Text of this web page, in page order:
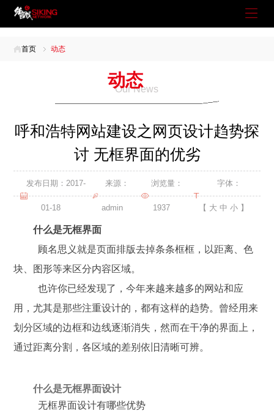
首页 动态
Our News
动态
呼和浩特网站建设之网页设计趋势探
讨 无框界面的优劣
发布日期：2017-
01-18
来源：
admin
浏览量：
1937
字体：
【 大 中 小】
什么是无框界面
顾名思义就是页面排版去掉条条框框，以距离、色
块、图形等来区分内容区域。
也许你已经发现了，今年来越来越多的网站和应
用，尤其是那些注重设计的，都有这样的趋势。曾经用来
划分区域的边框和边线逐渐消失，然而在干净的界面上，
通过距离分割，各区域的差别依旧清晰可辨。
什么是无框界面设计
无框界面设计有哪些优势